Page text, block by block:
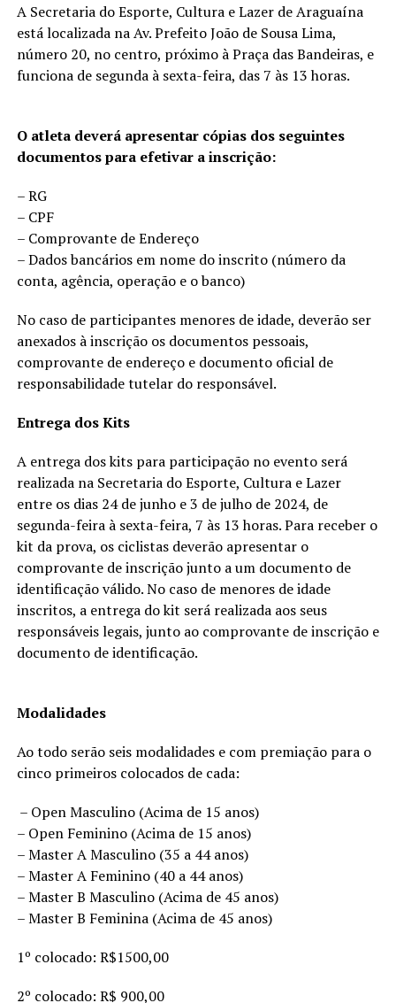
A Secretaria do Esporte, Cultura e Lazer de Araguaína
está localizada na Av. Prefeito João de Sousa Lima,
número 20, no centro, próximo à Praça das Bandeiras, e
funciona de segunda à sexta-feira, das 7 às 13 horas.
O atleta deverá apresentar cópias dos seguintes
documentos para efetivar a inscrição:
– RG
– CPF
– Comprovante de Endereço
– Dados bancários em nome do inscrito (número da
conta, agência, operação e o banco)
No caso de participantes menores de idade, deverão ser
anexados à inscrição os documentos pessoais,
comprovante de endereço e documento oficial de
responsabilidade tutelar do responsável.
Entrega dos Kits
A entrega dos kits para participação no evento será
realizada na Secretaria do Esporte, Cultura e Lazer
entre os dias 24 de junho e 3 de julho de 2024, de
segunda-feira à sexta-feira, 7 às 13 horas. Para receber o
kit da prova, os ciclistas deverão apresentar o
comprovante de inscrição junto a um documento de
identificação válido. No caso de menores de idade
inscritos, a entrega do kit será realizada aos seus
responsáveis legais, junto ao comprovante de inscrição e
documento de identificação.
Modalidades
Ao todo serão seis modalidades e com premiação para o
cinco primeiros colocados de cada:
– Open Masculino (Acima de 15 anos)
– Open Feminino (Acima de 15 anos)
– Master A Masculino (35 a 44 anos)
– Master A Feminino (40 a 44 anos)
– Master B Masculino (Acima de 45 anos)
– Master B Feminina (Acima de 45 anos)
1º colocado: R$1500,00
2º colocado: R$ 900,00